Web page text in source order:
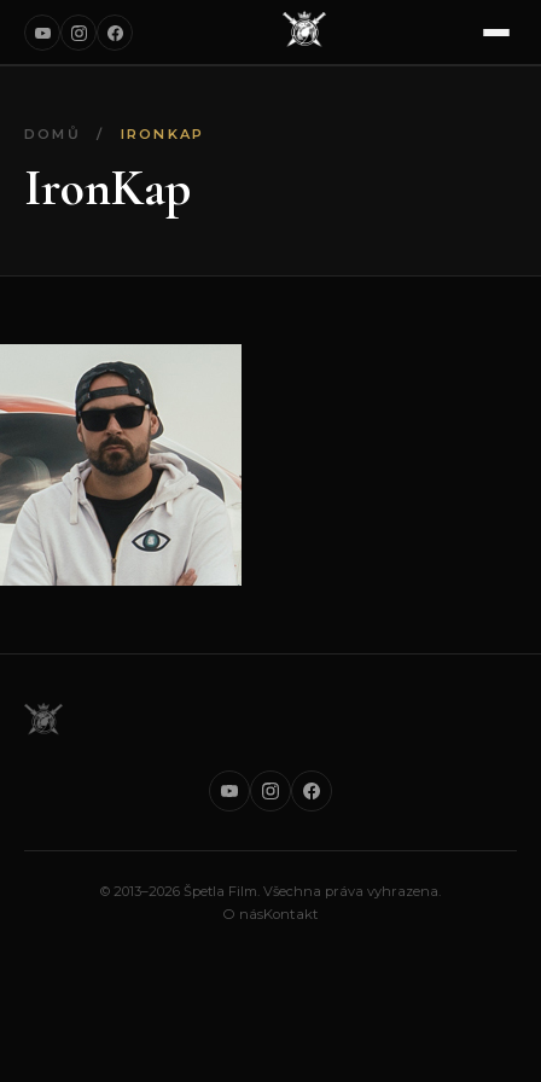
DOMŮ / IRONKAP
IronKap
© 2013–2026 Špetla Film. Všechna práva vyhrazena.
O násKontakt